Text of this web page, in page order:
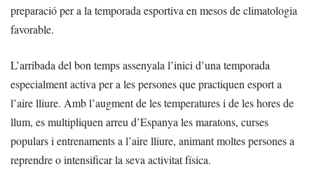
preparació per a la temporada esportiva en mesos de climatologia
favorable.
L’arribada del bon temps assenyala l’inici d’una temporada
especialment activa per a les persones que practiquen esport a
l’aire lliure. Amb l’augment de les temperatures i de les hores de
llum, es multipliquen arreu d’Espanya les maratons, curses
populars i entrenaments a l’aire lliure, animant moltes persones a
reprendre o intensificar la seva activitat física.